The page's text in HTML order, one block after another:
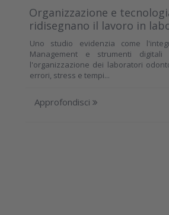
Organizzazione e
ridisegnano il lavoro in
Uno studio evidenzia come
Management e strumenti digitali
l'organizzazione dei laboratori
errori, stress e tempi...
Approfondisci